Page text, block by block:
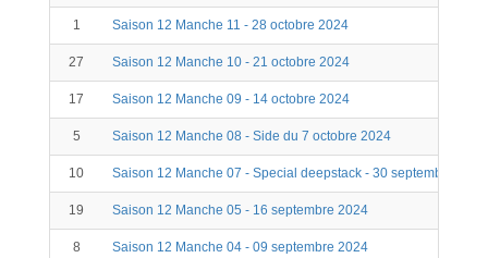
1 Saison 12 Manche 11 - 28 octobre 2024
27 Saison 12 Manche 10 - 21 octobre 2024
17 Saison 12 Manche 09 - 14 octobre 2024
5 Saison 12 Manche 08 - Side du 7 octobre 2024
10 Saison 12 Manche 07 - Special deepstack - 30 septembre 2024
19 Saison 12 Manche 05 - 16 septembre 2024
8 Saison 12 Manche 04 - 09 septembre 2024